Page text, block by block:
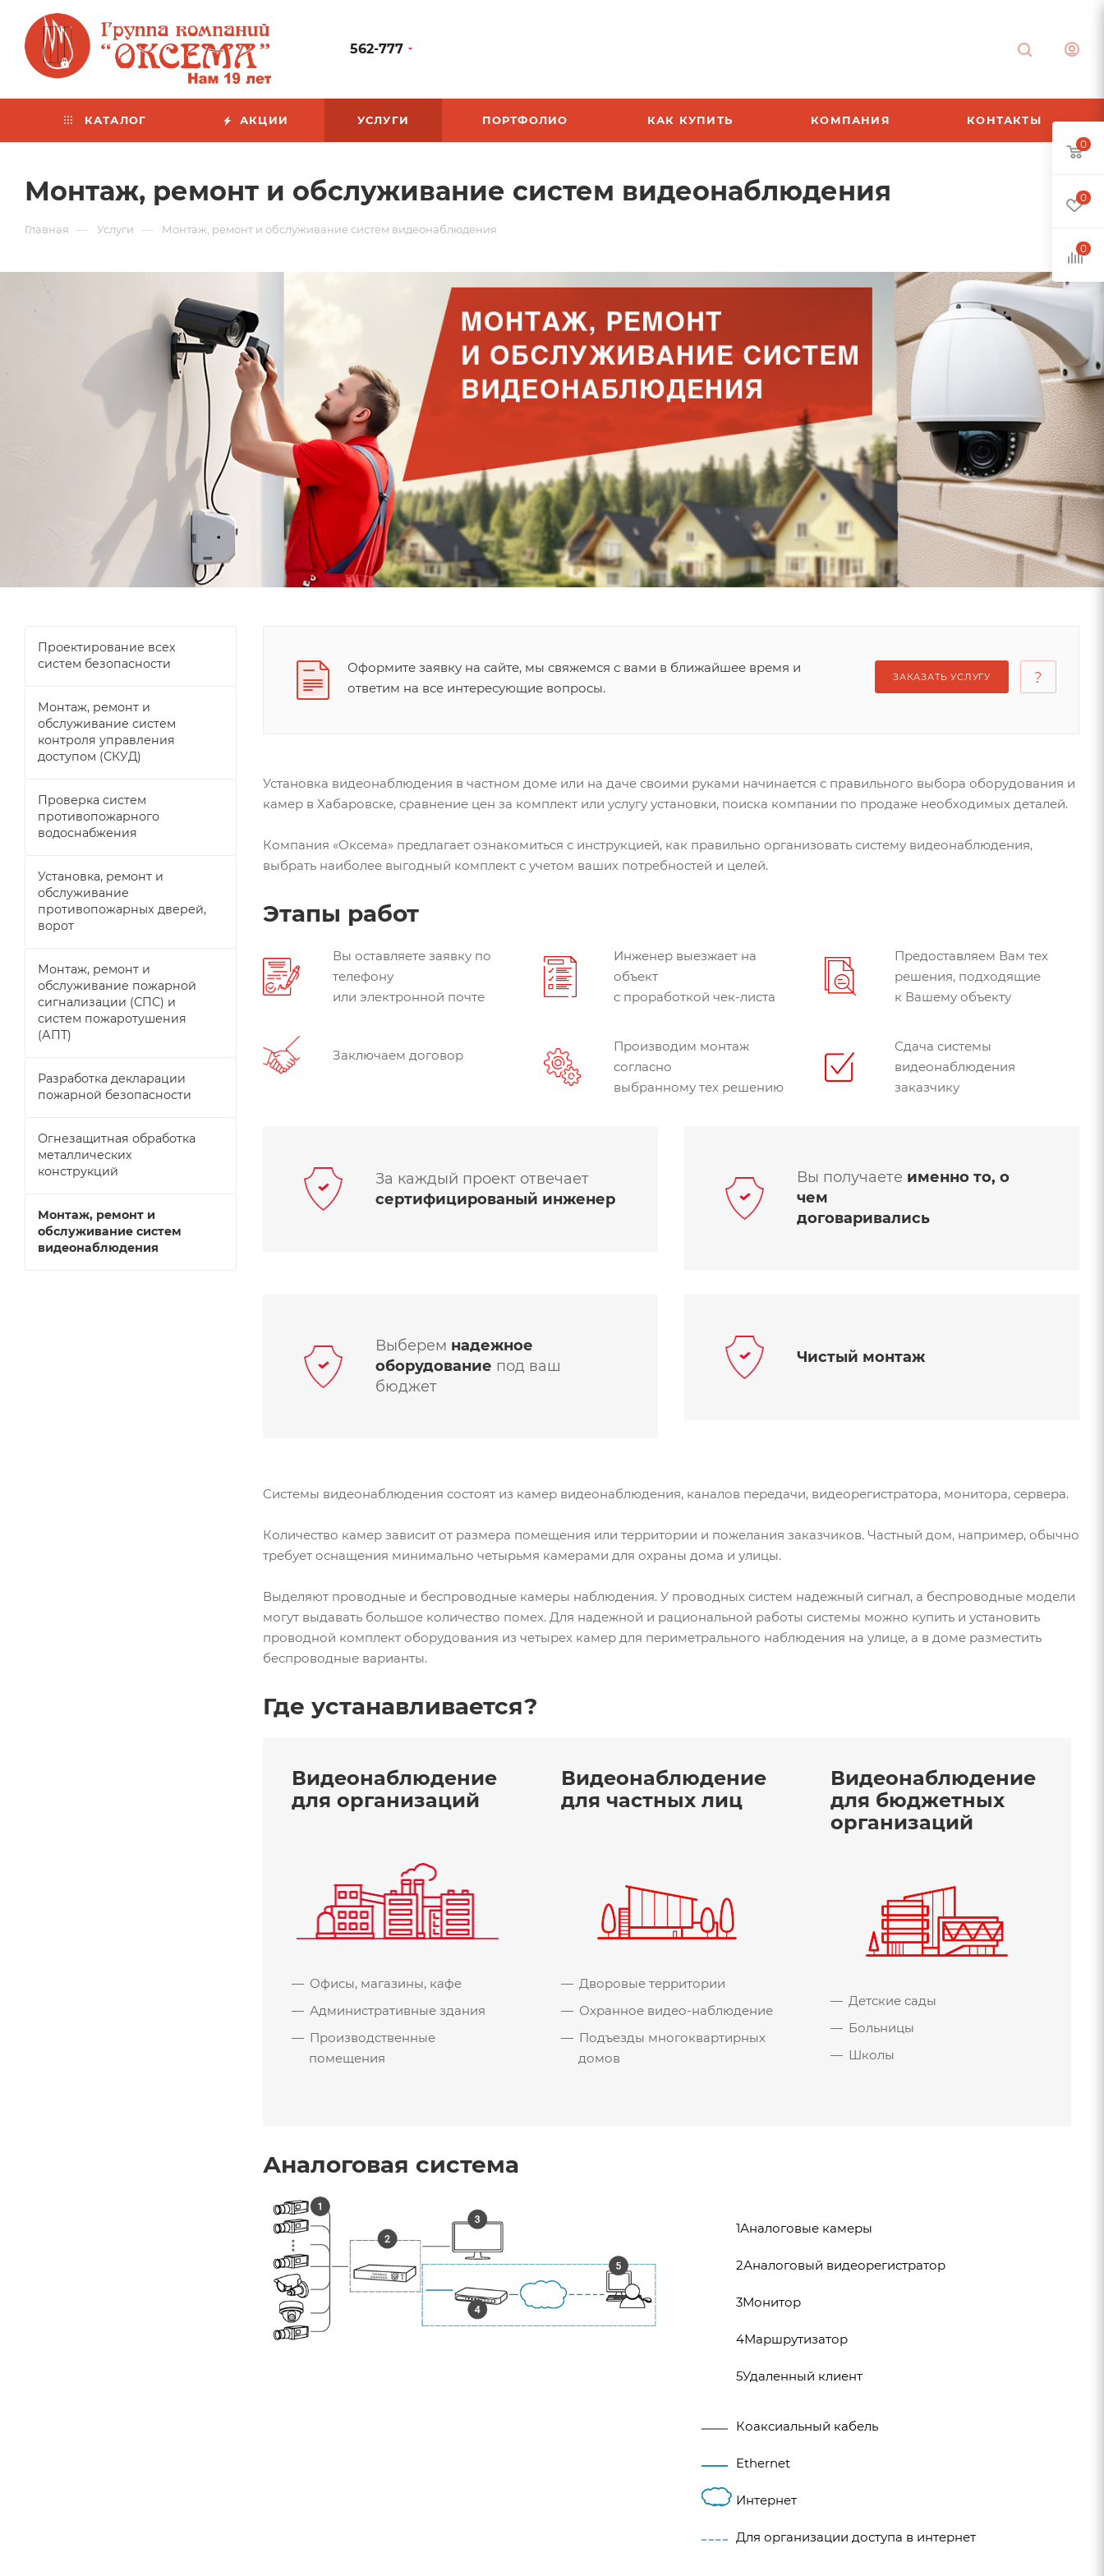
562-777
КАТАЛОГ АКЦИИ УСЛУГИ ПОРТФОЛИО КАК КУПИТЬ КОМПАНИЯ КОНТАКТЫ
Монтаж, ремонт и обслуживание систем видеонаблюдения
Главная — Услуги — Монтаж, ремонт и обслуживание систем видеонаблюдения
Оформите заявку на сайте, мы свяжемся с вами в ближайшее время и
ответим на все интересующие вопросы.
ЗАКАЗАТЬ УСЛУГУ
Установка видеонаблюдения в частном доме или на даче своими руками начинается с правильного выбора оборудования и
камер в Хабаровске, сравнение цен за комплект или услугу установки, поиска компании по продаже необходимых деталей.
Компания «Оксема» предлагает ознакомиться с инструкцией, как правильно организовать систему видеонаблюдения,
выбрать наиболее выгодный комплект с учетом ваших потребностей и целей.
Этапы работ
Вы оставляете заявку по
телефону
или электронной почте
Инженер выезжает на
объект
с проработкой чек-листа
Предоставляем Вам тех
решения, подходящие
к Вашему объекту
Заключаем договор
Производим монтаж
согласно
выбранному тех решению
Сдача системы
видеонаблюдения
заказчику
За каждый проект отвечает
сертифицированый инженер
Вы получаете именно то, о
чем
договаривались
Выберем надежное
оборудование под ваш
бюджет
Чистый монтаж
Системы видеонаблюдения состоят из камер видеонаблюдения, каналов передачи, видеорегистратора, монитора, сервера.
Количество камер зависит от размера помещения или территории и пожелания заказчиков. Частный дом, например, обычно
требует оснащения минимально четырьмя камерами для охраны дома и улицы.
Выделяют проводные и беспроводные камеры наблюдения. У проводных систем надежный сигнал, а беспроводные модели
могут выдавать большое количество помех. Для надежной и рациональной работы системы можно купить и установить
проводной комплект оборудования из четырех камер для периметрального наблюдения на улице, а в доме разместить
беспроводные варианты.
Где устанавливается?
Видеонаблюдение
для организаций
Офисы, магазины, кафе
Административные здания
Производственные
помещения
Видеонаблюдение
для частных лиц
Дворовые территории
Охранное видео-наблюдение
Подъезды многоквартирных
домов
Видеонаблюдение
для бюджетных
организаций
Детские сады
Больницы
Школы
Аналоговая система
1Аналоговые камеры
2Аналоговый видеорегистратор
3Монитор
4Маршрутизатор
5Удаленный клиент
Коаксиальный кабель
Ethernet
Интернет
Для организации доступа в интернет
Проектирование всех
систем безопасности
Монтаж, ремонт и
обслуживание систем
контроля управления
доступом (СКУД)
Проверка систем
противопожарного
водоснабжения
Установка, ремонт и
обслуживание
противопожарных дверей,
ворот
Монтаж, ремонт и
обслуживание пожарной
сигнализации (СПС) и
систем пожаротушения
(АПТ)
Разработка декларации
пожарной безопасности
Огнезащитная обработка
металлических
конструкций
Монтаж, ремонт и
обслуживание систем
видеонаблюдения
0
0
0